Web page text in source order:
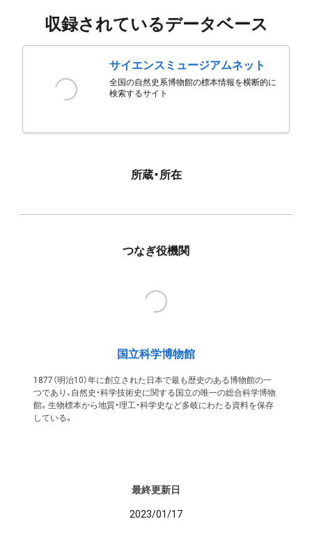
収録されているデータベース
サイエンスミュージアムネット
全国の自然史系博物館の標本情報を横断的に
検索するサイト
所蔵・所在
つなぎ役機関
国立科学博物館
1877（明治10）年に創立された日本で最も歴史のある博物館の一
つであり、自然史・科学技術史に関する国立の唯一の総合科学博物
館。生物標本から地質・理工・科学史など多岐にわたる資料を保存
している。
最終更新日
2023/01/17